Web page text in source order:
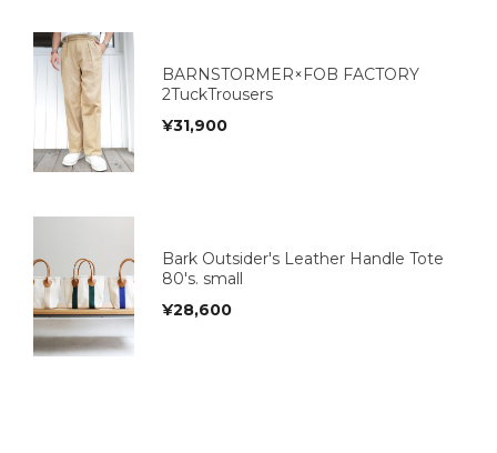
BARNSTORMER×FOB FACTORY
2TuckTrousers
¥31,900
Bark Outsider's Leather Handle Tote
80's. small
¥28,600